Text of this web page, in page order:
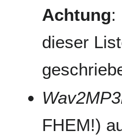
Achtung:
dieser
FHEM!)